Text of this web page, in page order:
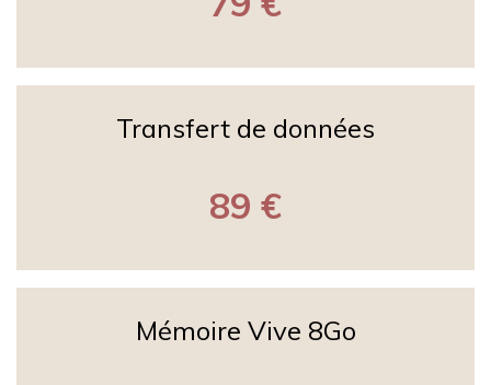
Transfert de données
89 €
Mémoire Vive 8Go